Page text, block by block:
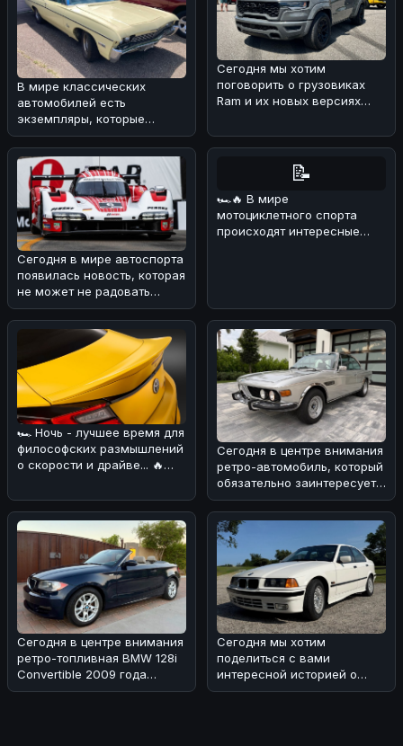
В мире классических
автомобилей есть
экземпляры, которые
вызывают особую
ностальгию и восхищение
🚗.
Сегодня мы хотим
поговорить о грузовиках
Ram и их новых версиях
⚡По нашему м
Сегодня в мире автоспорта
появилась новость, которая
не может не радовать
поклонников Porsche
Motors
📝
🏎🔥 В мире
мотоциклетного спорта
происходят интересные
🏎 Ночь - лучшее время для
философских размышлений
о скорости и драйве... 🔥
Сегодня в центре внимания
ретро-автомобиль, который
обязательно заинтересует
поклонников BMW! 🏎Речь
Сегодня в центре внимания
ретро-топливная BMW 128i
Convertible 2009 года
выпуска с 6-скоростной
Сегодня мы хотим
поделиться с вами
интересной историей о
редком экземпляре BMW